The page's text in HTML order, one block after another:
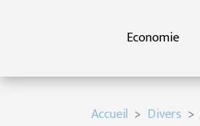
Economie
Accueil Divers